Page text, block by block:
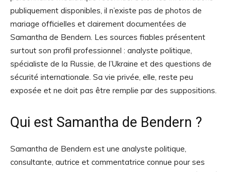
publiquement disponibles, il n’existe pas de photos de
mariage officielles et clairement documentées de
Samantha de Bendern. Les sources fiables présentent
surtout son profil professionnel : analyste politique,
spécialiste de la Russie, de l’Ukraine et des questions de
sécurité internationale. Sa vie privée, elle, reste peu
exposée et ne doit pas être remplie par des suppositions.
Qui est Samantha de Bendern ?
Samantha de Bendern est une analyste politique,
consultante, autrice et commentatrice connue pour ses